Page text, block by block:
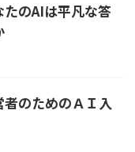
たのAIは平凡な答
者のためのＡＩ入